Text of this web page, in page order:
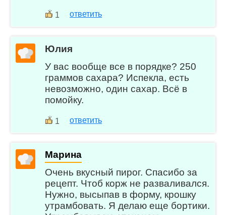
1 ответить
Юлия
У вас вообще все в порядке? 250
граммов сахара? Испекла, есть
невозможно, один сахар. Всё в
помойку.
1 ответить
Марина
Очень вкусный пирог. Спасибо за
рецепт. Чтоб корж не разваливался.
Нужно, высыпав в форму, крошку
утрамбовать. Я делаю еще бортики.